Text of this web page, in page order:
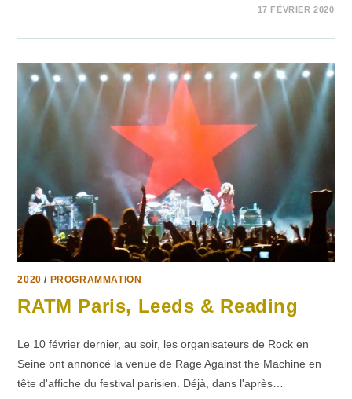
17 FÉVRIER 2020
2020 / PROGRAMMATION
RATM Paris, Leeds & Reading
Le 10 février dernier, au soir, les organisateurs de Rock en
Seine ont annoncé la venue de Rage Against the Machine en
tête d'affiche du festival parisien. Déjà, dans l'après…